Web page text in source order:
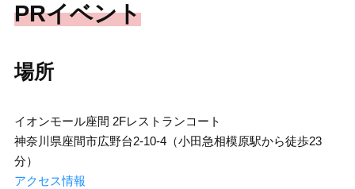
PRイベント
場所
イオンモール座間 2Fレストランコート
神奈川県座間市広野台2-10-4（小田急相模原駅から徒歩23
分）
アクセス情報